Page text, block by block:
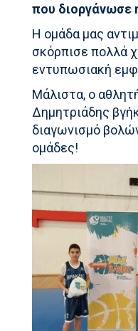
που διοργάνωσε
Η ομάδα μας
σκόρπισε πολλά
εντυπωσιακή
Μάλιστα, ο
Δημητριάδης
διαγωνισμό
ομάδες!